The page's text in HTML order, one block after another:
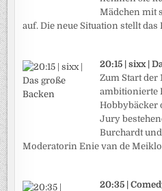
Mädchen mit
auf. Die neue Situation stellt das
20:15 | sixx |
Zum Start der
ambitionierte
Hobbybäcker
Jury
Burchardt
Moderatorin Enie van de
20:35 |